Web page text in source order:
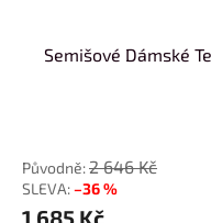
Semišové Dámské
2 646 Kč
–36 %